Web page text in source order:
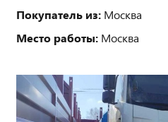
Покупатель из: Москва
Место работы: Москва